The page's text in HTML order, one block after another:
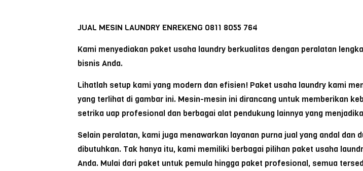
JUAL MESIN LAUNDRY ENREKENG 0811 8055 764
Kami menyediakan paket usaha laundry berkualitas dengan peralatan
bisnis Anda.
Lihatlah setup kami yang modern dan efisien! Paket usaha laundry kami
yang terlihat di gambar ini. Mesin-mesin ini dirancang untuk memberikan
setrika uap profesional dan berbagai alat pendukung lainnya yang
Selain peralatan, kami juga menawarkan layanan purna jual yang andal
dibutuhkan. Tak hanya itu, kami memiliki berbagai pilihan paket usaha
Anda. Mulai dari paket untuk pemula hingga paket profesional, semua